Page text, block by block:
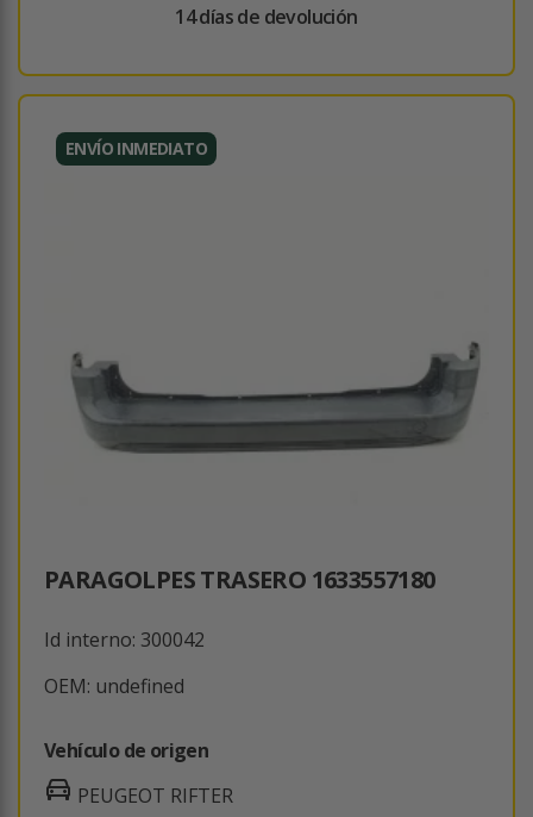
14 días de devolución
ENVÍO INMEDIATO
PARAGOLPES TRASERO 1633557180
Id interno: 300042
OEM: undefined
Vehículo de origen
PEUGEOT RIFTER